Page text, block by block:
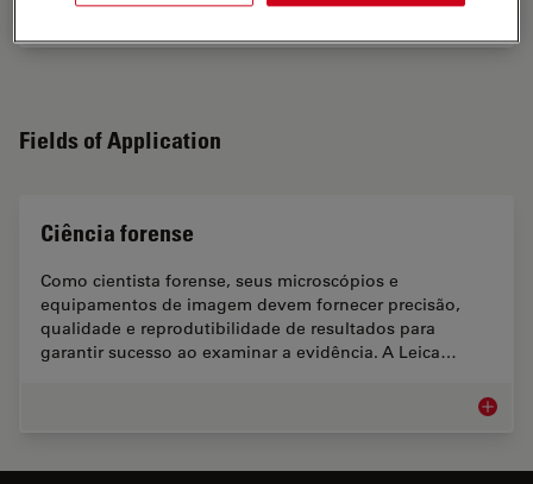
Fields of Application
Ciência forense
Como cientista forense, seus microscópios e
equipamentos de imagem devem fornecer precisão,
qualidade e reprodutibilidade de resultados para
garantir sucesso ao examinar a evidência. A Leica…
Ciência